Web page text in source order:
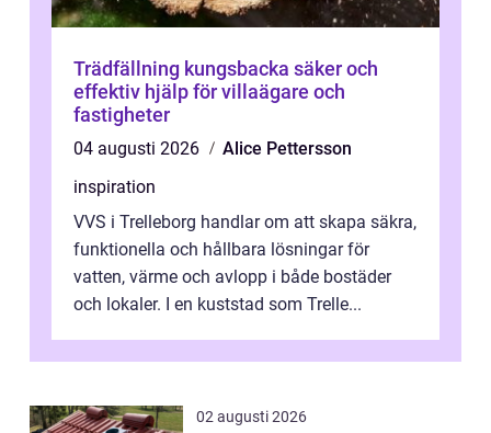
Trädfällning kungsbacka säker och
effektiv hjälp för villaägare och
fastigheter
04 augusti 2026
Alice Pettersson
inspiration
VVS i Trelleborg handlar om att skapa säkra,
funktionella och hållbara lösningar för
vatten, värme och avlopp i både bostäder
och lokaler. I en kuststad som Trelle...
02 augusti 2026